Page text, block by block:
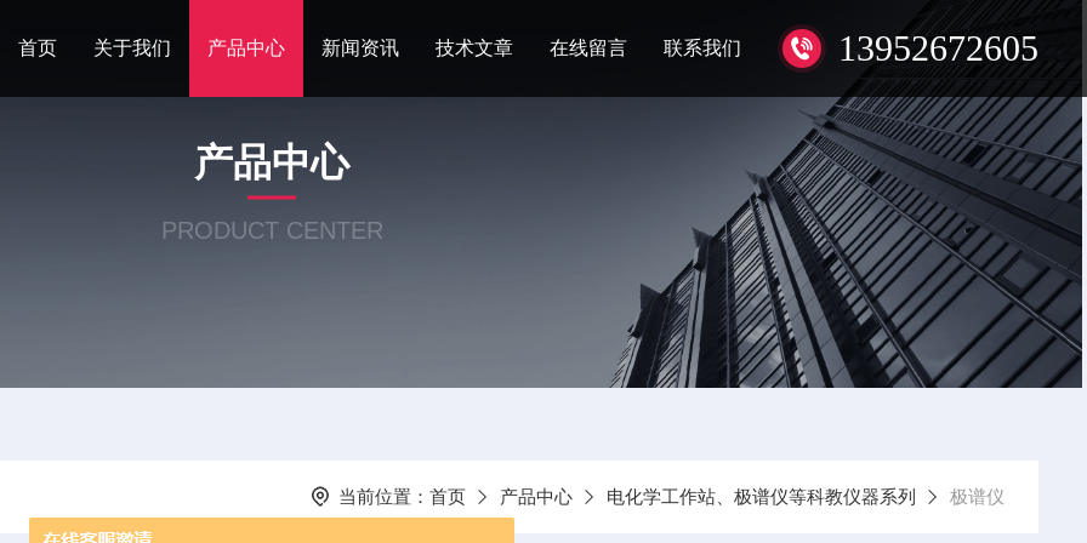
13952672605
首页 关于我们 产品中心 新闻资讯 技术文章 在线留言 联系我们
产品中心
PRODUCT CENTER
当前位置： 首页 产品中心 电化学工作站、极谱仪等科教仪器系列 极谱仪